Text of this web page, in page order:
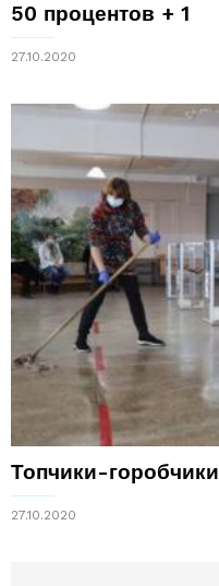
50 процентов + 1
27.10.2020
Топчики-горобчики
27.10.2020